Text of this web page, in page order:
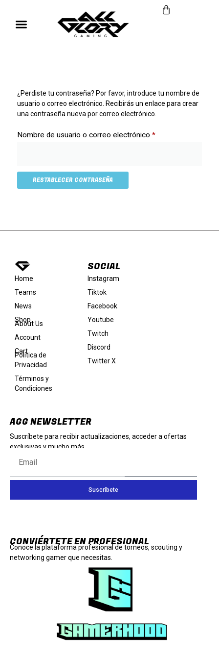
¿Perdiste tu contraseña? Por favor, introduce tu nombre de
usuario o correo electrónico. Recibirás un enlace para crear
una contraseña nueva por correo electrónico.
Nombre de usuario o correo electrónico *
RESTABLECER CONTRASEÑA
Home
Teams
News
Shop
About Us
Account
Cart
Política de
Privacidad
Términos y
Condiciones
SOCIAL
Instagram
Tiktok
Facebook
Youtube
Twitch
Discord
Twitter X
AGG NEWSLETTER
Suscríbete para recibir actualizaciones, acceder a ofertas
exclusivas y mucho más.
Suscríbete
CONVIÉRTETE EN PROFESIONAL
Conoce la plataforma profesional de torneos, scouting y
networking gamer que necesitas.